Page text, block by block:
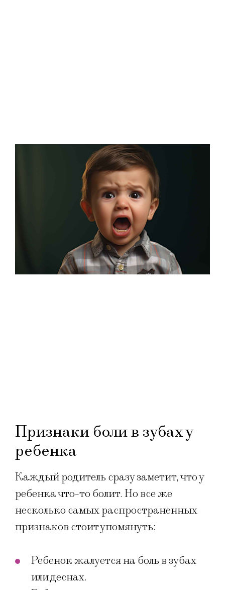
Признаки боли в зубах у
ребенка
Каждый родитель сразу заметит, что у
ребенка что-то болит. Но все же
несколько самых распространенных
признаков стоит упомянуть:
Ребенок жалуется на боль в зубах
или деснах.